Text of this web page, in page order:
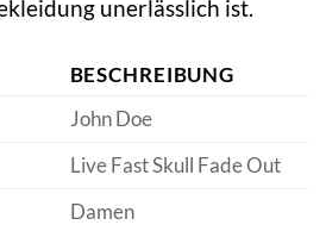
unerlässlich ist.
BESCHREIBUNG
John Doe
Live Fast Skull Fade Out
Damen